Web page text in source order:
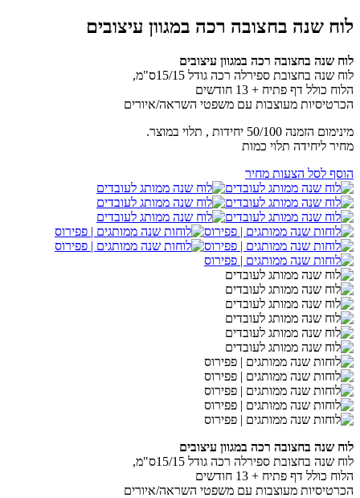
לוח שנה בחצובה רכה במגוון עיצובים
לוח שנה בחצובה רכה במגוון עיצובים
לוח שנה בחצובת ספירלה רכה גודל 15/15ס"מ,
הלוח כולל דף פתיח + 13 חודשים
הכרטיסיות מעוצבות עם משפטי השראה/איורים
מינימום הזמנה 50/100 יחידות , תלוי במוצר.
מחיר ליחידה תלוי כמות
הוסף לסל הצעות מחיר
לוח שנה בחצובה רכה במגוון עיצובים
לוח שנה בחצובת ספירלה רכה גודל 15/15ס"מ,
הלוח כולל דף פתיח + 13 חודשים
הכרטיסיות מעוצבות עם משפטי השראה/איורים